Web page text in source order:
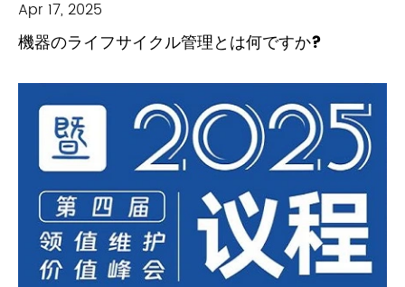
Apr 17, 2025
機器のライフサイクル管理とは何ですか?